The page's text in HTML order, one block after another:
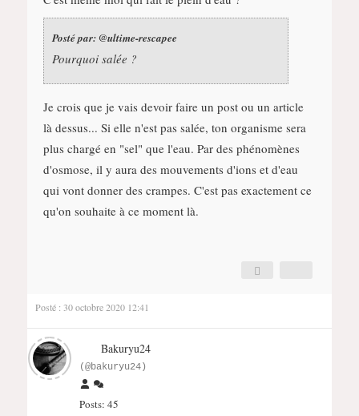
Posté par:@ultime-rescapee
Pourquoi salée ?
Je crois que je vais devoir faire un post ou un article
là dessus... Si elle n'est pas salée, ton organisme sera
plus chargé en "sel" que l'eau. Par des phénomènes
d'osmose, il y aura des mouvements d'ions et d'eau
qui vont donner des crampes. C'est pas exactement ce
qu'on souhaite à ce moment là.
Posté : 30 octobre 2020 12:41
Bakuryu24
(@bakuryu24)
Posts: 45